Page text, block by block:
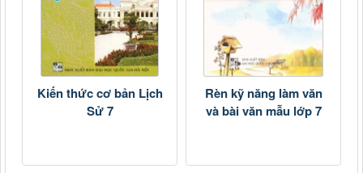
Kiến thức cơ bản Lịch
Sử 7
Rèn kỹ năng làm văn
và bài văn mẫu lớp 7